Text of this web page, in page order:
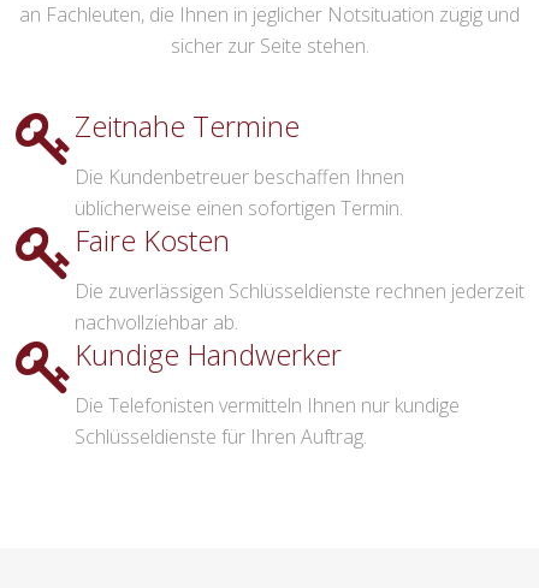
an Fachleuten, die Ihnen in jeglicher Notsituation zügig und
sicher zur Seite stehen.
Zeitnahe Termine
Die Kundenbetreuer beschaffen Ihnen
üblicherweise einen sofortigen Termin.
Faire Kosten
Die zuverlässigen Schlüsseldienste rechnen jederzeit
nachvollziehbar ab.
Kundige Handwerker
Die Telefonisten vermitteln Ihnen nur kundige
Schlüsseldienste für Ihren Auftrag.